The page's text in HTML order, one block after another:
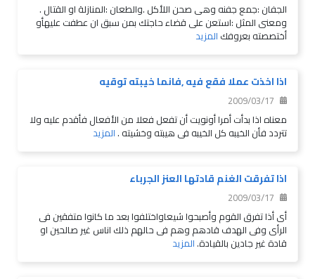
الجفان :جمع جفنه وهى صحن اللأكل .والطعان :المنازلة او القتال .
ومعنى المثل :استعن على قضاء حاجتك بمن سبق ان عطفت عليهأو
أختصصته بعروفك المزيد
اذا اخذت عملا فقع فيه ,فانما خيبته توقيه
2009/03/17
معناه اذا بدأت أمرا أونويت أن تفعل فعلا من الأفعال فأقدم عليه ولا
تتردد فأن الخيبه كل الخيبه فى هيبته وخشيته .المزيد
اذا تفرقت الغنم قادتها العنز الجرباء
2009/03/17
أى أذا تفرق القوم وأصبحوا شيعاواختلفوا بعد ما كانوا متفقين فى
الرأى وفى الهدف قادهم وهم فى حالهم ذلك اناس غير صالحين او
قادة غير جادين بالقيادة.المزيد